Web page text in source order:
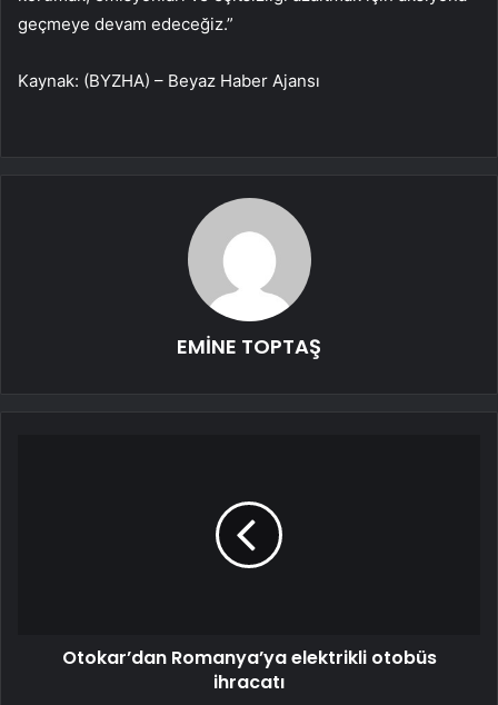
geçmeye devam edeceğiz.”
Kaynak: (BYZHA) – Beyaz Haber Ajansı
EMİNE TOPTAŞ
Otokar’dan Romanya’ya elektrikli otobüs
ihracatı